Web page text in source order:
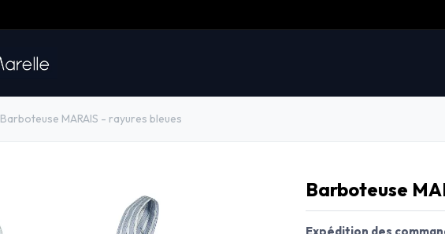
Barboteuse MARAIS - rayures bleues
Barboteuse